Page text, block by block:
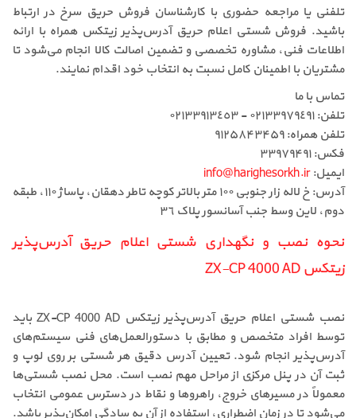
تلفنی یا مراجعه حضوری با کارشناسان فروش حریق سرخ در ارتباط
باشید. فروش شستی اعلام حریق آدرس‌پذیر زیتکس همراه با ارائه
اطلاعات فنی، مشاوره تخصصی و تضمین اصالت کالا انجام می‌شود تا
مشتریان با اطمینان کامل نسبت به انتخاب خود اقدام نمایند.
تماس با ما
تلفن: ٠٢١٣٣٩٧٩٤٩١ - ٠٢١٣٣٩١٣٤٥٣
تلفن همراه: ۹۱۲۵۸۴۳۴۵۹
فکس: ۳۳۹۷۹۴۹۱
ایمیل:info@harighesorkh.ir
آدرس: خ لاله زار جنوبی ١٠٠ متر بالاتر کوچه تاطر دهقان، پاساژ ١١٠، طبقه
دوم، لاین وسط جنب آسانسور پلاک ٣٦
نحوه نصب و نگهداری شستی اعلام حریق آدرس‌پذیر
زیتکس ZX-CP 4000 AD
نصب شستی اعلام حریق آدرس‌پذیر زیتکس ZX-CP 4000 AD باید
توسط افراد متخصص و مطابق با دستورالعمل‌های فنی سیستم‌های
آدرس‌پذیر انجام شود. تعیین آدرس دقیق هر شستی بر روی لوپ و
ثبت آن در پنل مرکزی از مراحل مهم نصب است. محل نصب شستی‌ها
معمولاً در مسیرهای خروج، راهروها و نقاط در دسترس عمومی انتخاب
می‌شود تا در زمان اضطراری، استفاده از آن به سادگی امکان‌پذیر باشد.